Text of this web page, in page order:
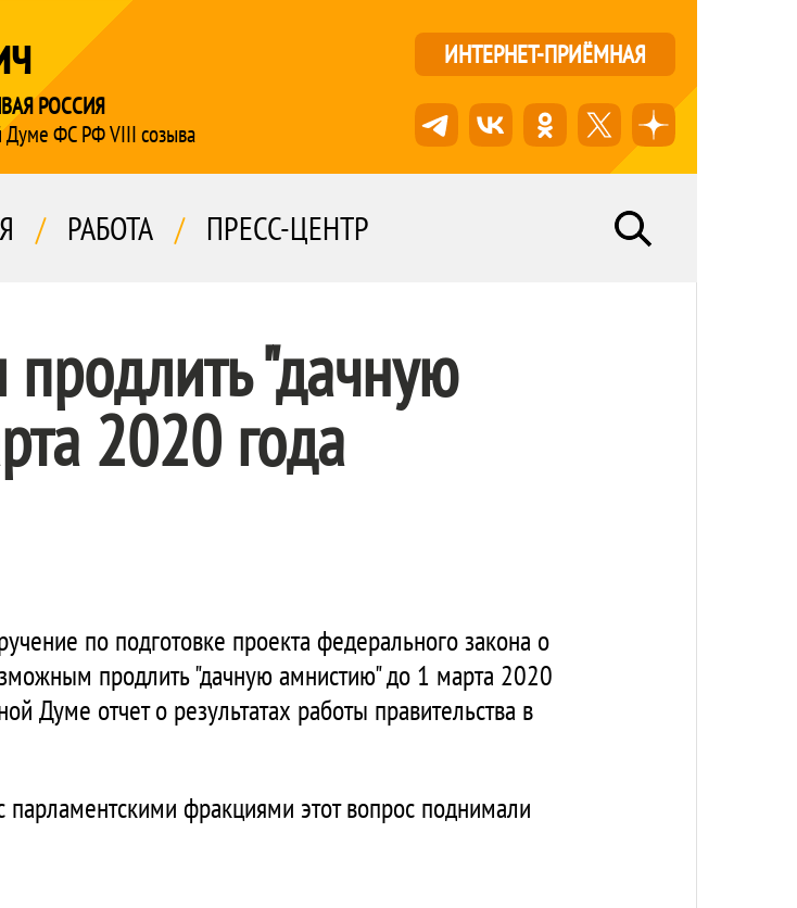
РОССИЯ
Думе ФС РФ VIII созыва
ИНТЕРНЕТ-ПРИЁМНАЯ
/ РАБОТА / ПРЕСС-ЦЕНТР
"дачную
2020 года
по подготовке проекта федерального закона о
продлить "дачную амнистию" до 1 марта 2020
Думе отчет о результатах работы правительства в
парламентскими фракциями этот вопрос поднимали